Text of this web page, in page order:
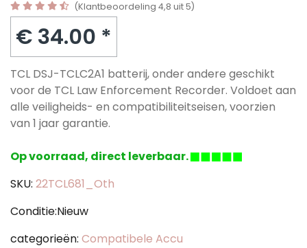
(Klantbeoordeling 4,8 uit 5)
€ 34.00 *
TCL DSJ-TCLC2A1 batterij, onder andere geschikt
voor de TCL Law Enforcement Recorder. Voldoet aan
alle veiligheids- en compatibiliteitseisen, voorzien
van 1 jaar garantie.
Op voorraad, direct leverbaar.
SKU: 22TCL681_Oth
Conditie:Nieuw
categorieën: Compatibele Accu